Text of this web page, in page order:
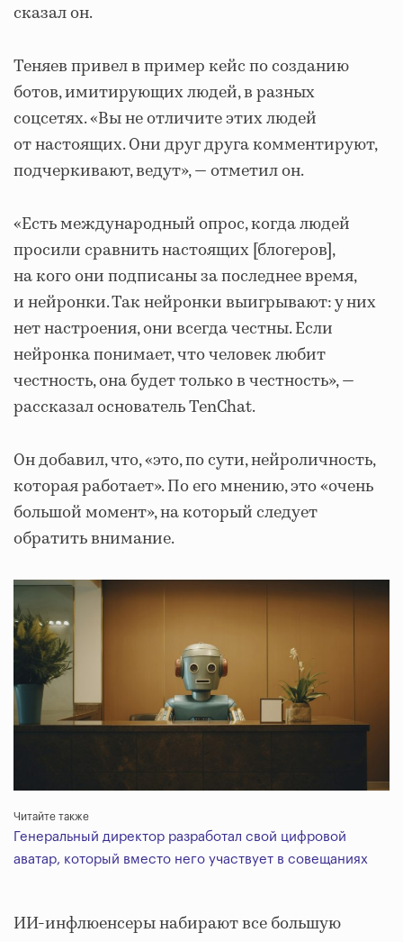
сказал он.
Теняев привел в пример кейс по созданию
ботов, имитирующих людей, в разных
соцсетях. «Вы не отличите этих людей
от настоящих. Они друг друга комментируют,
подчеркивают, ведут», — отметил он.
«Есть международный опрос, когда людей
просили сравнить настоящих [блогеров],
на кого они подписаны за последнее время,
и нейронки. Так нейронки выигрывают: у них
нет настроения, они всегда честны. Если
нейронка понимает, что человек любит
честность, она будет только в честность», —
рассказал основатель TenChat.
Он добавил, что, «это, по сути, нейроличность,
которая работает». По его мнению, это «очень
большой момент», на который следует
обратить внимание.
Читайте также
Генеральный директор разработал свой цифровой
аватар, который вместо него участвует в совещаниях
ИИ-инфлюенсеры набирают все большую